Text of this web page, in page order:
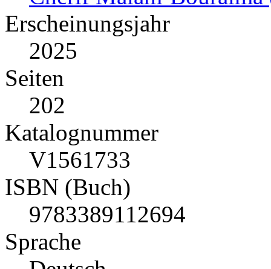
Erscheinungsjahr
2025
Seiten
202
Katalognummer
V1561733
ISBN (Buch)
9783389112694
Sprache